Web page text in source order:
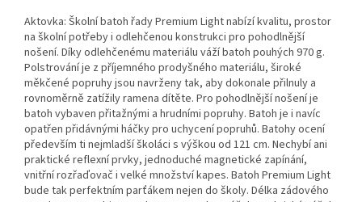
Aktovka: Školní batoh řady Premium Light nabízí kvalitu, prostor
na školní potřeby i odlehčenou konstrukci pro pohodlnější
nošení. Díky odlehčenému materiálu váží batoh pouhých 970 g.
Polstrování je z příjemného prodyšného materiálu, široké
měkčené popruhy jsou navrženy tak, aby dokonale přilnuly a
rovnoměrně zatížily ramena dítěte. Pro pohodlnější nošení je
batoh vybaven přitažnými a hrudními popruhy. Batoh je i navíc
opatřen přidávnými háčky pro uchycení popruhů. Batohy ocení
především ti nejmladší školáci s výškou od 121 cm. Nechybí ani
praktické reflexní prvky, jednoduché magnetické zapínání,
vnitřní rozřaďovač i velké množství kapes. Batoh Premium Light
bude tak perfektním parťákem nejen do školy. Délka zádového